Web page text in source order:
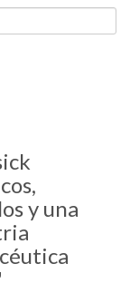
y una